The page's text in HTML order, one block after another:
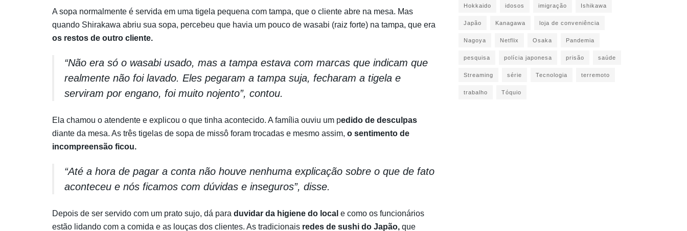
A sopa normalmente é servida em uma tigela pequena com tampa, que o cliente abre na mesa. Mas
quando Shirakawa abriu sua sopa, percebeu que havia um pouco de wasabi (raiz forte) na tampa, que era
os restos de outro cliente.
“Não era só o wasabi usado, mas a tampa estava com marcas que indicam que
realmente não foi lavado. Eles pegaram a tampa suja, fecharam a tigela e
serviram por engano, foi muito nojento”, contou.
Ela chamou o atendente e explicou o que tinha acontecido. A família ouviu um pedido de desculpas
diante da mesa. As três tigelas de sopa de missô foram trocadas e mesmo assim, o sentimento de
incompreensão ficou.
“Até a hora de pagar a conta não houve nenhuma explicação sobre o que de fato
aconteceu e nós ficamos com dúvidas e inseguros”, disse.
Depois de ser servido com um prato sujo, dá para duvidar da higiene do local e como os funcionários
estão lidando com a comida e as louças dos clientes. As tradicionais redes de sushi do Japão, que
Hokkaido idosos imigração Ishikawa
Japão Kanagawa loja de conveniência
Nagoya Netflix Osaka Pandemia
pesquisa polícia japonesa prisão saúde
Streaming série Tecnologia terremoto
trabalho Tóquio